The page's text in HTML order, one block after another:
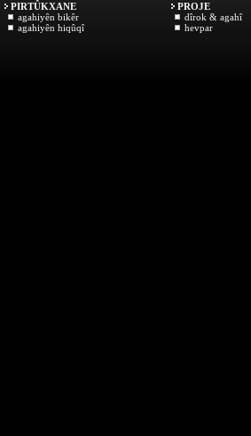
PIRTÛKXANE
agahiyên bikêr
agahiyên hiqûqî
PROJE
dîrok & agahî
hevpar